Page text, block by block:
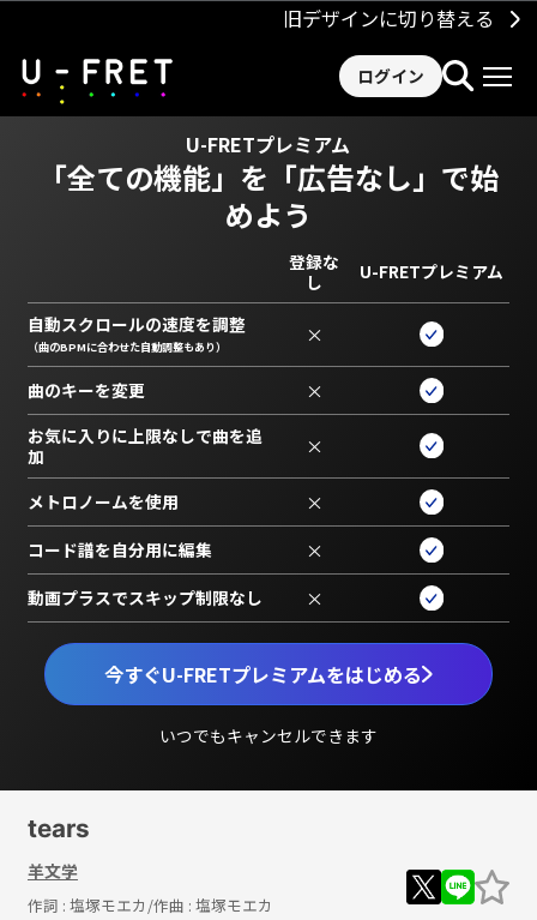
旧デザインに切り替える
ログイン
U-FRETプレミアム
「全ての機能」を 「広告なし」で始
めよう
今すぐU-FRETプレミアムをはじめる
いつでもキャンセルできます
登録な
し
U-FRETプレミアム
自動スクロールの速度を調整
（曲のBPMに合わせた自動調整もあり） ×
曲のキーを変更 ×
お気に入りに上限なしで曲を追
加
×
メトロノームを使用 ×
コード譜を自分用に編集 ×
動画プラスでスキップ制限なし ×
tears
羊文学
作詞 : 塩塚モエカ /作曲 : 塩塚モエカ